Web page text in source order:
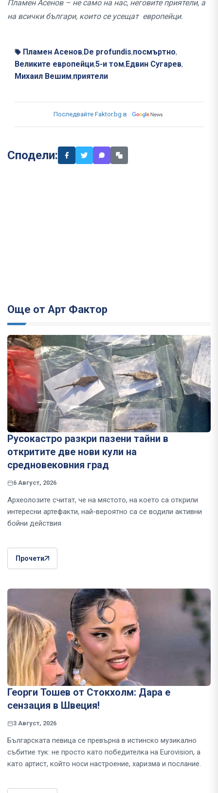
Пламен Асенов – не само на нас, неговите приятели, а
на всички българи, които се усещат европейци.
Пламен Асенов, De profundis,посмъртно,
Великите европейци,5-и том, Едвин Сугарев,
Михаил Вешим,приятели
Последвайте Faktor.bg в
Сподели:
Още от Арт Фактор
Русокастро разкри пазени тайни в
откритите две нови кули на
средновековния град
6 Август, 2026
Археолозите считат, че на мястото, на което са открили
интересни артефакти, най-вероятно са се водили активни
бойни действия
Прочети
Георги Тошев от Стокхолм: Дара е
сензация в Швеция!
3 Август, 2026
Българската певица се превърна в истинско музикално
събитие тук: не просто като победителка на Eurovision, а
като артист, който носи настроение, харизма и послание.